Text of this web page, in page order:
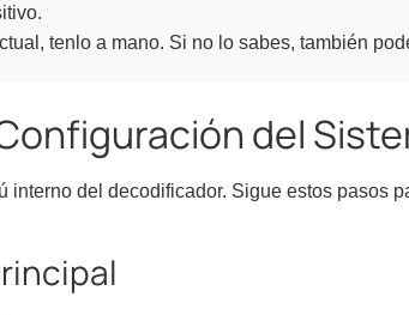
tenlo a mano. Si no lo sabes, también
del
interno del decodificador. Sigue estos pasos